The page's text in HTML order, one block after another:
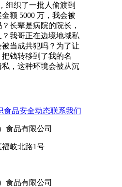
组织了一批人偷渡到
额 5000 万，我会被
长辈是病院的院长，
我哥正在边境地域私
当成共犯吗？为了让
钱转移到了我的名
，这种环境会被从沉
食品安全动态联系我们
食品有限公司
岐北路1号
食品有限公司